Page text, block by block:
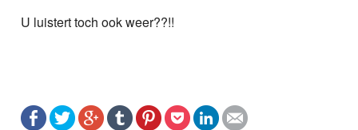
U luistert toch ook weer??!!